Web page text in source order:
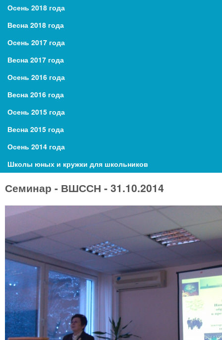
Осень 2018 года
Весна 2018 года
Осень 2017 года
Весна 2017 года
Осень 2016 года
Весна 2016 года
Осень 2015 года
Весна 2015 года
Осень 2014 года
Школы юных и кружки для школьников
Семинар - ВШССН - 31.10.2014